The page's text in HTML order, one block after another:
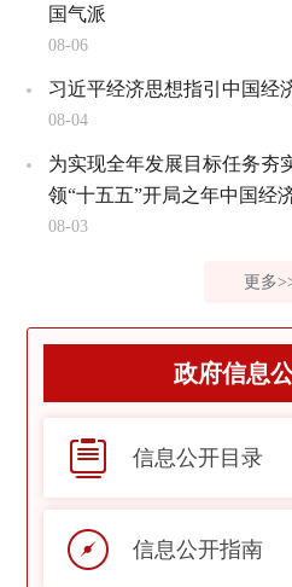
国气派
08-06
习近平经济思想指引中国经
08-04
为实现全年发展目标任务
领“十五五”开局之年中国经
08-03
更多
政府信息
信息公开目录
信息公开指南